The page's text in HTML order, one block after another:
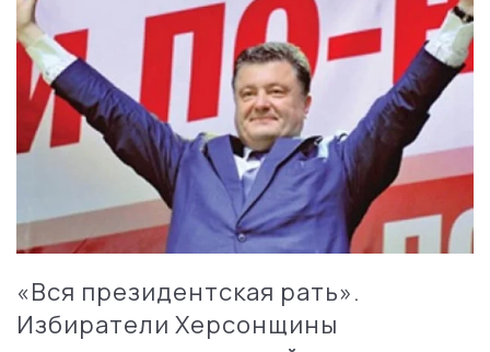
«Вся президентская рать».
Избиратели Херсонщины